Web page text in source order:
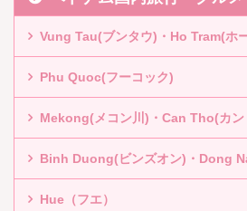
Vung Tau(ブンタウ)・Ho Tram(ホ
Phu Quoc(フーコック)
Mekong(メコン川)・Can Tho(カン
Binh Duong(ビンズオン)・Dong
Hue（フエ）